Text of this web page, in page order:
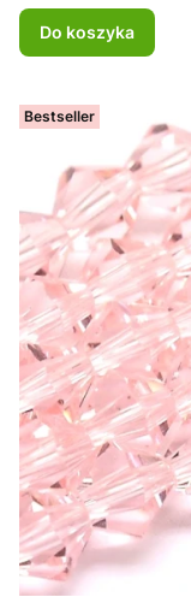
Do koszyka
Bestseller